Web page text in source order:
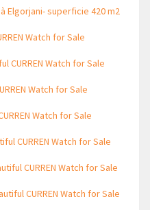
Elgorjani- superficie 420 m2
Watch for Sale
CURREN Watch for Sale
Watch for Sale
Watch for Sale
CURREN Watch for Sale
CURREN Watch for Sale
CURREN Watch for Sale